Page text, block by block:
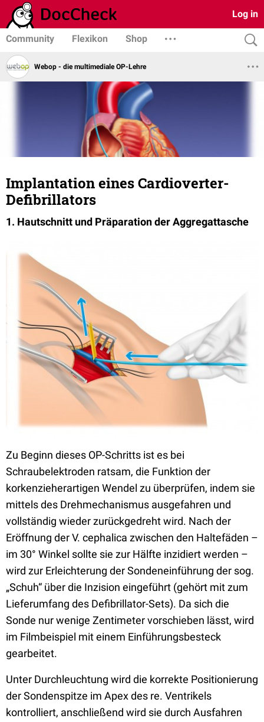
Log in
Community Flexikon Shop
Webop - die multimediale OP-Lehre
Implantation eines Cardioverter-
Defibrillators
1. Hautschnitt und Präparation der Aggregattasche
Zu Beginn dieses OP-Schritts ist es bei
Schraubelektroden ratsam, die Funktion der
korkenzieherartigen Wendel zu überprüfen, indem sie
mittels des Drehmechanismus ausgefahren und
vollständig wieder zurückgedreht wird. Nach der
Eröffnung der V. cephalica zwischen den Haltefäden –
im 30° Winkel sollte sie zur Hälfte inzidiert werden –
wird zur Erleichterung der Sondeneinführung der sog.
„Schuh“ über die Inzision eingeführt (gehört mit zum
Lieferumfang des Defibrillator-Sets). Da sich die
Sonde nur wenige Zentimeter vorschieben lässt, wird
im Filmbeispiel mit einem Einführungsbesteck
gearbeitet.
Unter Durchleuchtung wird die korrekte Positionierung
der Sondenspitze im Apex des re. Ventrikels
kontrolliert, anschließend wird sie durch Ausfahren